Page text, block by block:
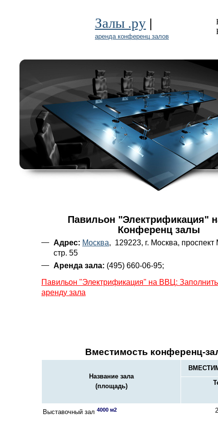
Залы .ру |
аренда конференц залов
Павильон "Электрификация"
Конференц залы
Адрес: Москва, 129223, г. Москва, проспект
стр. 55
Аренда зала: (495) 660-06-95;
Павильон "Электрификация" на ВВЦ: Заполнить
аренду зала
Вместимость конференц-
Название зала
(площадь)
Выставочный зал 4000 м2